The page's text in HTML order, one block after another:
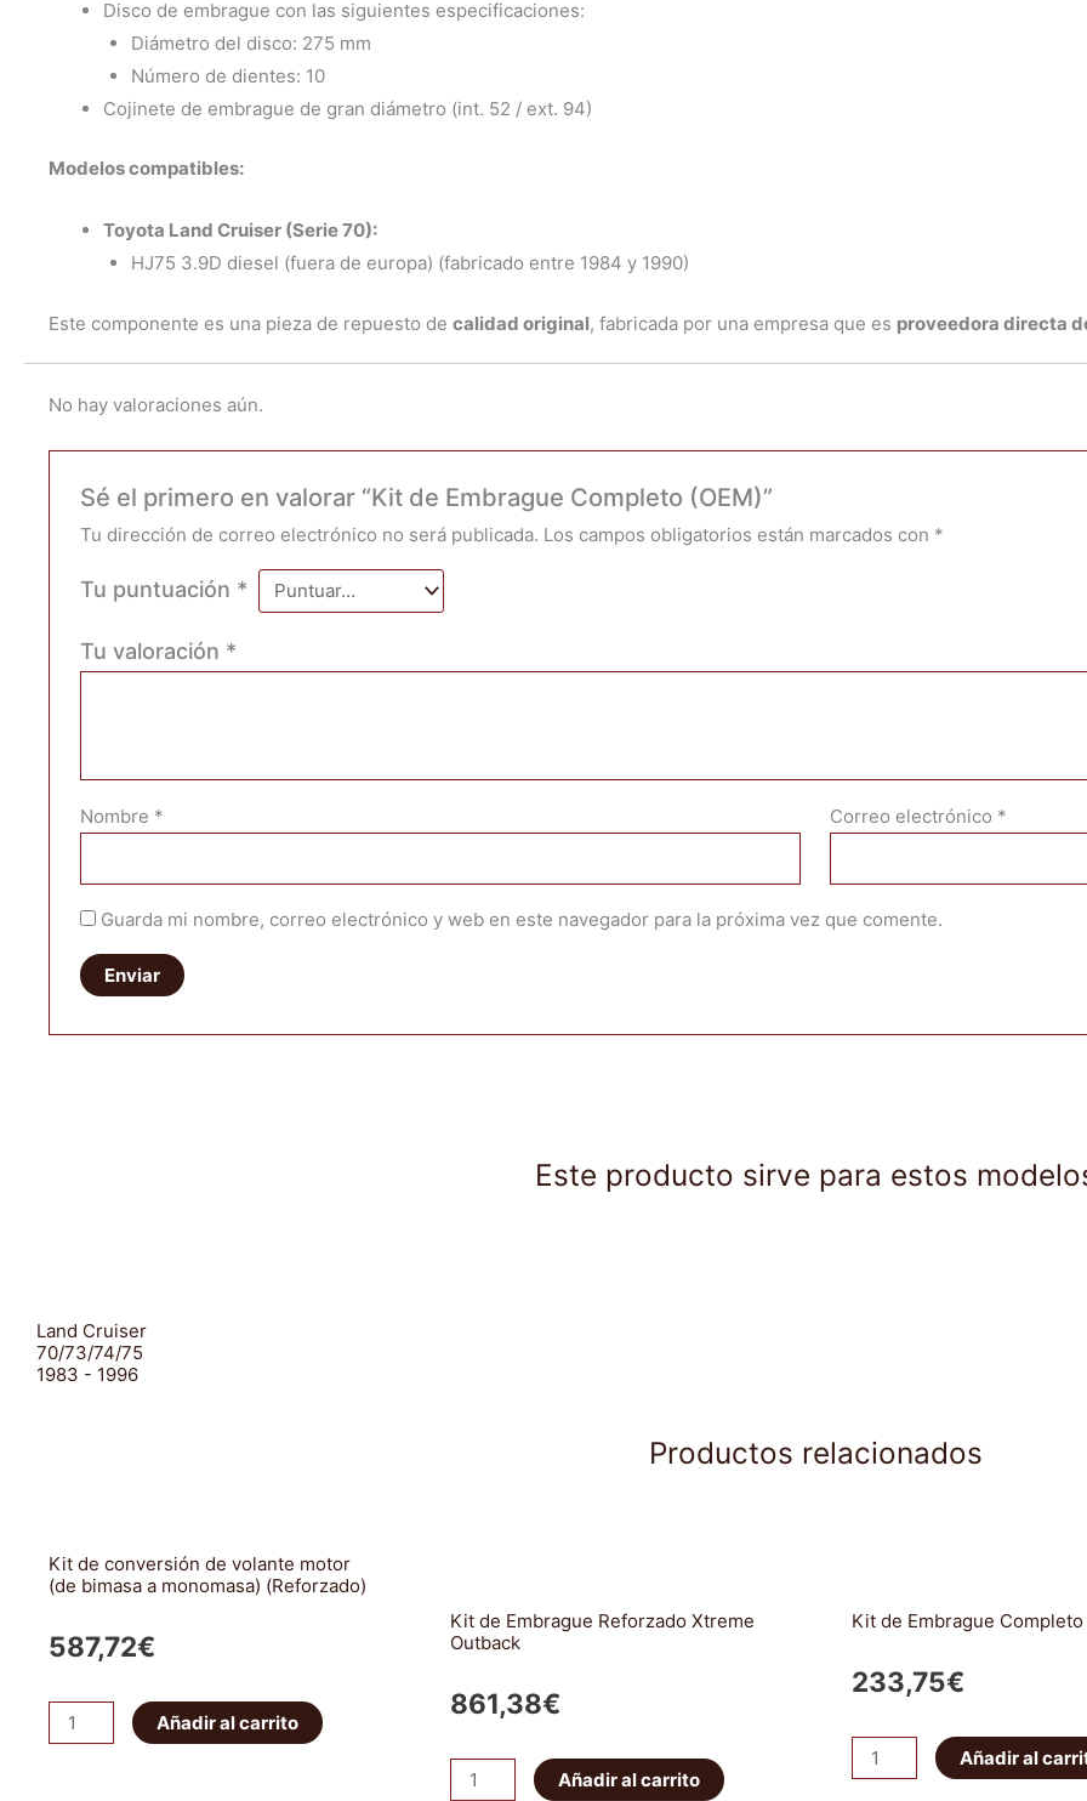
Disco de embrague con las siguientes especificaciones:
Diámetro del disco: 275 mm
Número de dientes: 10
Cojinete de embrague de gran diámetro (int. 52 / ext. 94)
Modelos compatibles:
Toyota Land Cruiser (Serie 70):
HJ75 3.9D diesel (fuera de europa) (fabricado entre 1984 y 1990)
Este componente es una pieza de repuesto de calidad original, fabricada por una empresa que es proveedora directa
No hay valoraciones aún.
Sé el primero en valorar “Kit de Embrague Completo (OEM)”
Tu dirección de correo electrónico no será publicada. Los campos obligatorios están marcados con *
Tu puntuación *
Tu valoración *
Nombre * Correo electrónico *
Guarda mi nombre, correo electrónico y web en este navegador para la próxima vez que comente.
Este producto sirve para estos
Land Cruiser
70/73/74/75
1983 - 1996
Productos relacionados
Kit de conversión de volante motor
(de bimasa a monomasa) (Reforzado)
587,72€
Kit
de
Añadir al carrito
Kit de Embrague Reforzado Xtreme
Outback
861,38€
Kit
Añadir al carrito
Kit de Embrague
233,75€
Kit
de
Añadir al